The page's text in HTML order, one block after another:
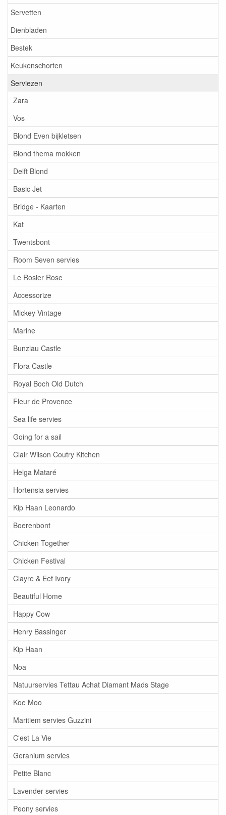
Servetten
Dienbladen
Bestek
Keukenschorten
Serviezen
Zara
Vos
Blond Even bijkletsen
Blond thema mokken
Delft Blond
Basic Jet
Bridge - Kaarten
Kat
Twentsbont
Room Seven servies
Le Rosier Rose
Accessorize
Mickey Vintage
Marine
Bunzlau Castle
Flora Castle
Royal Boch Old Dutch
Fleur de Provence
Sea life servies
Going for a sail
Clair Wilson Coutry Kitchen
Helga Mataré
Hortensia servies
Kip Haan Leonardo
Boerenbont
Chicken Together
Chicken Festival
Clayre & Eef Ivory
Beautiful Home
Happy Cow
Henry Bassinger
Kip Haan
Noa
Natuurservies Tettau Achat Diamant Mads Stage
Koe Moo
Maritiem servies Guzzini
C'est La Vie
Geranium servies
Petite Blanc
Lavender servies
Peony servies